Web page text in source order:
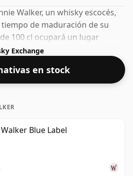
Walker, un whisky escocés,
de maduración de su
100 cl ocupará un lugar
Exchange
en stock
Blue Label